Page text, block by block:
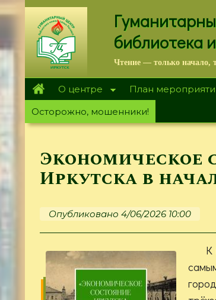
Перейти
к
основному
содержанию
библиотека
Чтение — только начало,
О центре План
Осторожно, мошенники!
Экономическое
Иркутска в
Опубликовано 4/06/2026 10:00
К